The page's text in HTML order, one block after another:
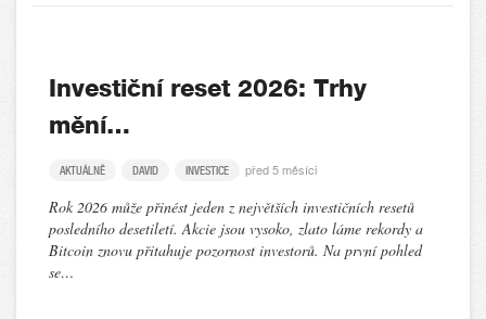
Investiční reset 2026: Trhy
mění…
AKTUÁLNĚ DAVID INVESTICE před 5 měsíci
Rok 2026 může přinést jeden z největších investičních resetů
posledního desetiletí. Akcie jsou vysoko, zlato láme rekordy a
Bitcoin znovu přitahuje pozornost investorů. Na první pohled
se…